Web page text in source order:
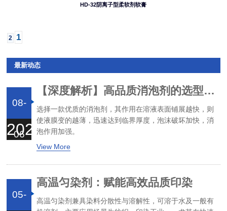
HD-32阴离子型柔软剂软膏
2 1
最新动态
08-
06
2026
【深度解析】高品质消泡剂的选型与避坑指南
选择一款优质的消泡剂，其作用在溶液表面铺展越快，则
使液膜变的越薄，迅速达到临界厚度，泡沫破坏加快，消
泡作用加强。
View More
05-
高温匀染剂：赋能高效品质印染
高温匀染剂兼具染料分散性与溶解性，可溶于水及一般有